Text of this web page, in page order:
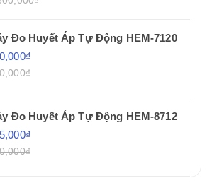
Đo Huyết Áp Tự Động HEM-7120
Đo Huyết Áp Tự Động HEM-8712